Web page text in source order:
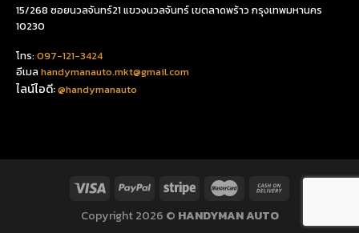
15/268 ซอยนวลจันทร์21 แขวงนวลจันทร์ เขตลาดพร้าว กรุงเทพมหานคร
10230
โทร:097-121-3424
อีเมลhandymanauto.mkt@gmail.com
ไลน์ไอดี:@handymanauto
Copyright 2026 © HANDYMAN AUTO